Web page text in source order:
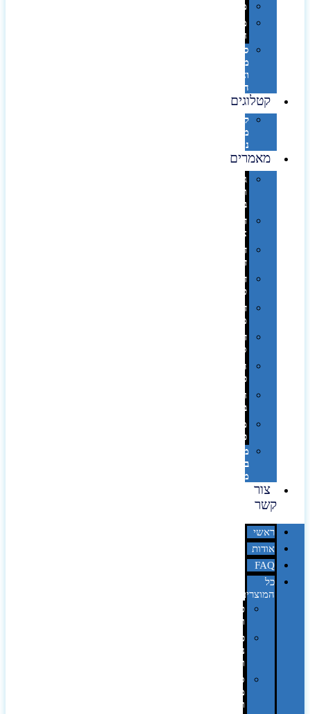
מטריות
מוצרי
חוף
סביבת
מחשב
וציוד
היקפי
קטלוגים
קטלוג
מוצרי
נייר
מאמרים
גימורים
והשבחות
בדפוס
דפוס
אופסט
דפוס
דיגיטלי
דפוס
טמפון
דפוס
משי
דפוס
סובלימציה
הדפס
פרוצס
חריטה
בלייזר
מהו
פנטון?
מיתוג
באמצעות
מדבקות
צור
קשר
ראשי
אודות
FAQ
כל
המוצרים
טכנולוגיה
וגאדג'טים
פנאי,
נופש
ונסיעות
סביבת
משרד
ופרימיום